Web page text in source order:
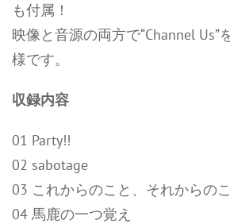
も付属！
映像と音源の両方で“Channel Us”
様です。
収録内容
01 Party!!
02 sabotage
03 これからのこと、それからの
04 馬鹿の一つ覚え